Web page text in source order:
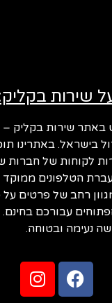
שירות בקליק:
שירות בקליק –
בישראל. באתרינו
לקוחות של חברות
הטלפונים ממוקד
רחב של פרטים על
עבורכם בחינם.
נעימה ובטוחה.